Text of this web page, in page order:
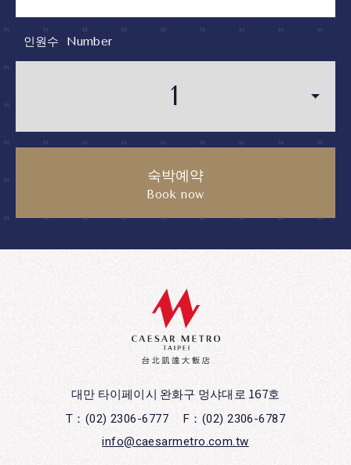
인원수 Number
숙박예약
Book now
대만 타이페이시 완화구 멍샤대로 167호
T：(02) 2306-6777
F：(02) 2306-6787
info@caesarmetro.com.tw